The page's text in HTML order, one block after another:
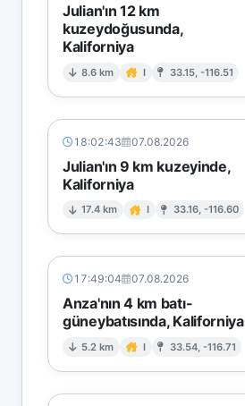
Julian'ın 12 km
kuzeydoğusunda,
Kaliforniya
8.6 km I 33.15, -116.51
18:02:43 07.08.2026
Julian'ın 9 km kuzeyinde,
Kaliforniya
17.4 km I 33.16, -116.60
17:49:04 07.08.2026
Anza'nın 4 km batı-
güneybatısında, Kaliforniya
5.2 km I 33.54, -116.71